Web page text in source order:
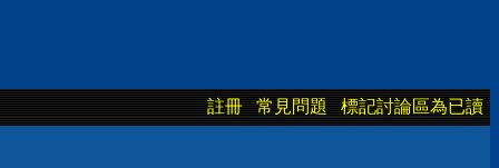
註冊 常見問題 標記討論區為已讀